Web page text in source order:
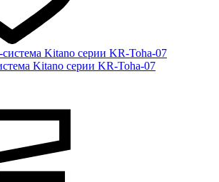
Kitano серии KR-Toha-07